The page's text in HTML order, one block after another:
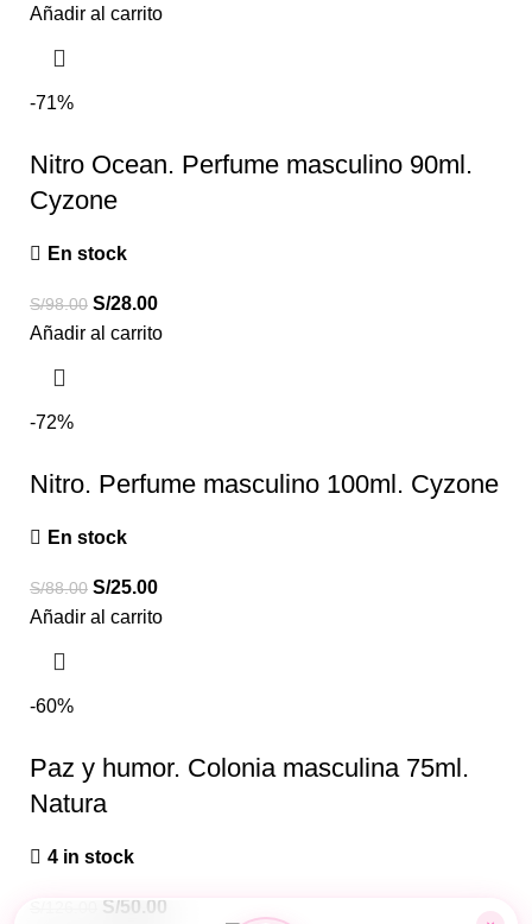
Añadir al carrito
-71%
Nitro Ocean. Perfume masculino 90ml.
Cyzone
En stock
S/98.00 S/28.00
Añadir al carrito
-72%
Nitro. Perfume masculino 100ml. Cyzone
En stock
S/88.00 S/25.00
Añadir al carrito
-60%
Paz y humor. Colonia masculina 75ml.
Natura
4 in stock
S/50.00